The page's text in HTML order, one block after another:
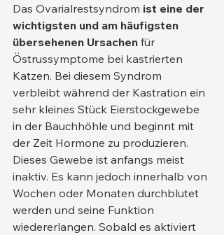
Das Ovarialrestsyndrom ist eine der
wichtigsten und am häufigsten
übersehenen Ursachen für
Östrussymptome bei kastrierten
Katzen. Bei diesem Syndrom
verbleibt während der Kastration ein
sehr kleines Stück Eierstockgewebe
in der Bauchhöhle und beginnt mit
der Zeit Hormone zu produzieren.
Dieses Gewebe ist anfangs meist
inaktiv. Es kann jedoch innerhalb von
Wochen oder Monaten durchblutet
werden und seine Funktion
wiedererlangen. Sobald es aktiviert